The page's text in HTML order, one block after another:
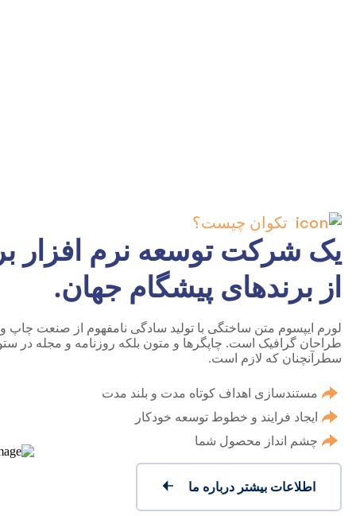
تکوان چیست؟
یک شرکت توسعه نرم افزار
از برندهای پیشگام جهان.
لورم ایپسوم متن ساختگی با تولید سادگی نامفهوم از صنعت چاپ و
طراحان گرافیک است. چاپگرها و متون بلکه روزنامه و مجله در
سطرآنچنان که لازم است.
مستندسازی اهداف کوتاه مدت و بلند مدت
ایجاد فرایند و خطوط توسعه خودکار
چشم انداز محصول شما
اطلاعات بیشتر درباره ما